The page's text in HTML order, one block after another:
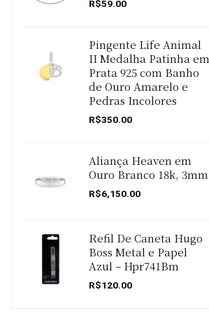
R$59.00
Pingente Life Animal
II Medalha Patinha em
Prata 925 com Banho
de Ouro Amarelo e
Pedras Incolores
R$350.00
Aliança Heaven em
Ouro Branco 18k, 3mm
R$6,150.00
Refil De Caneta Hugo
Boss Metal e Papel
Azul – Hpr741Bm
R$120.00